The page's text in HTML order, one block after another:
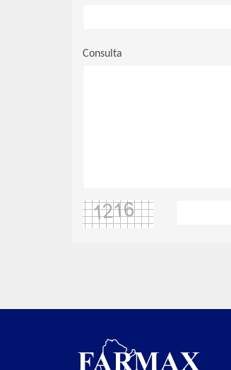
Consulta